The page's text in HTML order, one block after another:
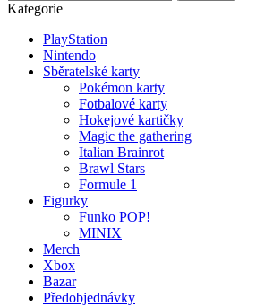
Kategorie
PlayStation
Nintendo
Sběratelské karty
Pokémon karty
Fotbalové karty
Hokejové kartičky
Magic the gathering
Italian Brainrot
Brawl Stars
Formule 1
Figurky
Funko POP!
MINIX
Merch
Xbox
Bazar
Předobjednávky